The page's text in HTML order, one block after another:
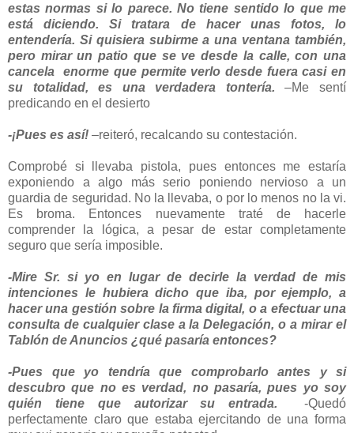
estas normas si lo parece. No tiene sentido lo que me
está diciendo. Si tratara de hacer unas fotos, lo
entendería. Si quisiera subirme a una ventana también,
pero mirar un patio que se ve desde la calle, con una
cancela enorme que permite verlo desde fuera casi en
su totalidad, es una verdadera tontería. –Me sentí
predicando en el desierto
-¡Pues es así! –reiteró, recalcando su contestación.
Comprobé si llevaba pistola, pues entonces me estaría
exponiendo a algo más serio poniendo nervioso a un
guardia de seguridad. No la llevaba, o por lo menos no la vi.
Es broma. Entonces nuevamente traté de hacerle
comprender la lógica, a pesar de estar completamente
seguro que sería imposible.
-Mire Sr. si yo en lugar de decirle la verdad de mis
intenciones le hubiera dicho que iba, por ejemplo, a
hacer una gestión sobre la firma digital, o a efectuar una
consulta de cualquier clase a la Delegación, o a mirar el
Tablón de Anuncios ¿qué pasaría entonces?
-Pues que yo tendría que comprobarlo antes y si
descubro que no es verdad, no pasaría, pues yo soy
quién tiene que autorizar su entrada. -Quedó
perfectamente claro que estaba ejercitando de una forma